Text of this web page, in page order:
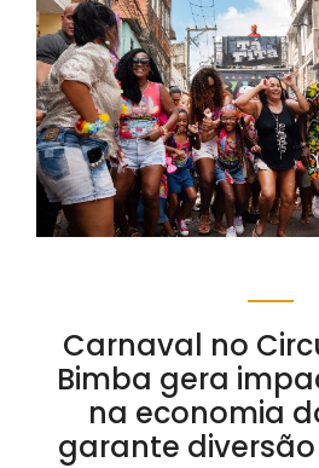
Carnaval no
Bimba gera
na economia
garante